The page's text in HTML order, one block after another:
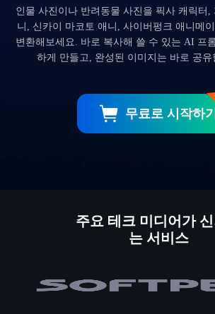
인물 사진이나 반려동물 사진을 픽사 캐릭터,
니, 신카이 마코토 애니, 사이버펑크 애니메
변환해보세요. 바로 복사해 쓸 수 있는 AI 프
하게 만들고, 완성된 이미지는 바로 공유
무료로 시작하기
주요 테크 미디어가
는 서비스